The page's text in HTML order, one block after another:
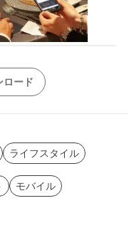
ロード
ライフスタイル
モバイル